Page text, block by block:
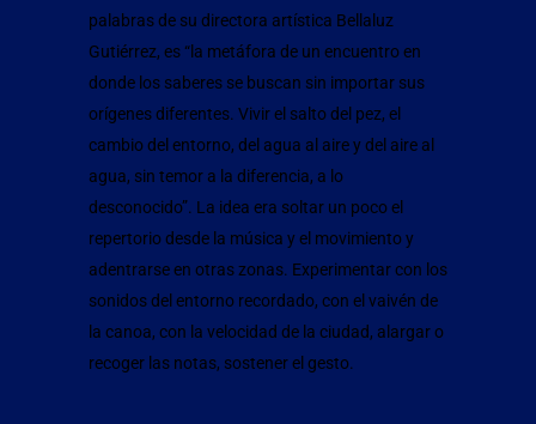
palabras de su directora artística Bellaluz
Gutiérrez, es “la metáfora de un encuentro en
donde los saberes se buscan sin importar sus
orígenes diferentes. Vivir el salto del pez, el
cambio del entorno, del agua al aire y del aire al
agua, sin temor a la diferencia, a lo
desconocido”. La idea era soltar un poco el
repertorio desde la música y el movimiento y
adentrarse en otras zonas. Experimentar con los
sonidos del entorno recordado, con el vaivén de
la canoa, con la velocidad de la ciudad, alargar o
recoger las notas, sostener el gesto.